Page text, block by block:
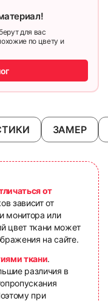
для вас
по цвету и
ЗАМЕР
от
зависит от
монитора или
цвет ткани может
на сайте.
ткани.
различия в
при